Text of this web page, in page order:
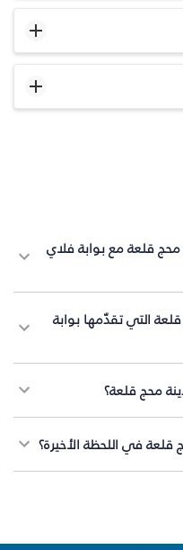
قلعة مع بوابة فلاي
التي تقدّمها بوابة
محج قلعة؟
في اللحظة الأخيرة؟